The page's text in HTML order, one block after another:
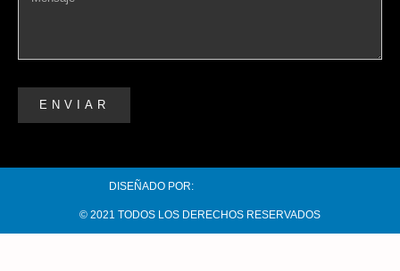
ENVIAR
DISEÑADO POR:
© 2021 TODOS LOS DERECHOS RESERVADOS